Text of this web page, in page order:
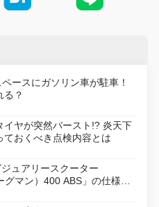
ースにガソリン車が駐車！
る？
イヤが突然バースト!? 炎天下
ておくべき点検内容とは
ュアリースクーター
グマン）400 ABS」の仕様を
売